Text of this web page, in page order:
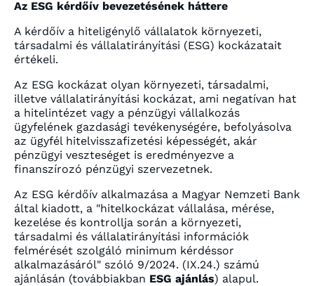
Az ESG kérdőív bevezetésének háttere
A kérdőív a hiteligénylő vállalatok környezeti,
társadalmi és vállalatirányítási (ESG) kockázatait
értékeli.
Az ESG kockázat olyan környezeti, társadalmi,
illetve vállalatirányítási kockázat, ami negatívan hat
a hitelintézet vagy a pénzügyi vállalkozás
ügyfelének gazdasági tevékenységére, befolyásolva
az ügyfél hitelvisszafizetési képességét, akár
pénzügyi veszteséget is eredményezve a
finanszírozó pénzügyi szervezetnek.
Az ESG kérdőív alkalmazása a Magyar Nemzeti Bank
által kiadott, a "hitelkockázat vállalása, mérése,
kezelése és kontrollja során a környezeti,
társadalmi és vállalatirányítási információk
felmérését szolgáló minimum kérdéssor
alkalmazásáról" szóló 9/2024. (IX.24.) számú
ajánlásán (továbbiakban ESG ajánlás) alapul.